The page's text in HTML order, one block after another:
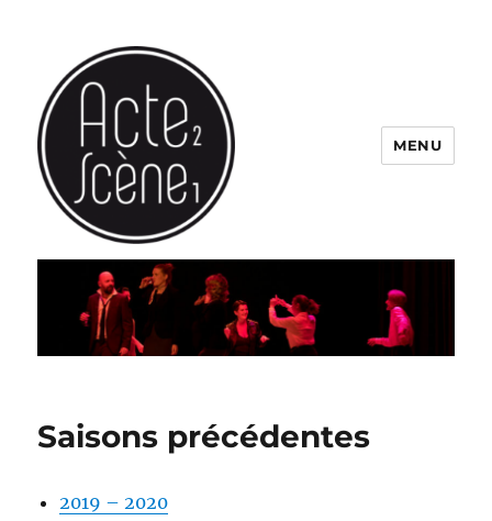
MENU
Saisons précédentes
2019 – 2020